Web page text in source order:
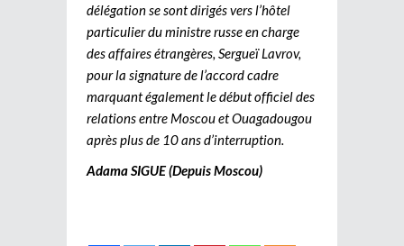
délégation se sont dirigés vers l’hôtel
particulier du ministre russe en charge
des affaires étrangères, Sergueï Lavrov,
pour la signature de l’accord cadre
marquant également le début officiel des
relations entre Moscou et Ouagadougou
après plus de 10 ans d’interruption.
Adama SIGUE (Depuis Moscou)